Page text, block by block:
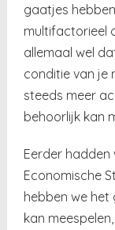
gaatjes
multifactorieel
allemaal wel
conditie van je
steeds meer
behoorlijk kan
Eerder hadden
Economische
hebben we het
kan